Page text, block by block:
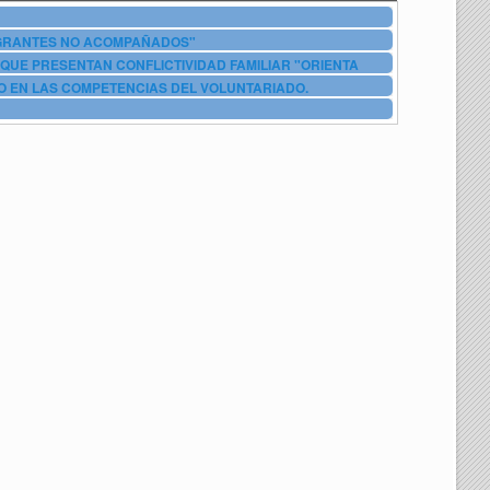
NO ACOMPAÑADOS"
PRESENTAN CONFLICTIVIDAD FAMILIAR "ORIENTA
LAS COMPETENCIAS DEL VOLUNTARIADO.